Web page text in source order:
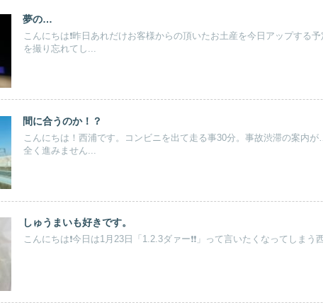
夢の…
こんにちは❗️昨日あれだけお客様からの頂いたお土産を今日アップする
を撮り忘れてし...
間に合うのか！？
こんにちは！西浦です。コンビニを出て走る事30分。事故渋滞の案内
全く進みません...
しゅうまいも好きです。
こんにちは❗️今日は1月23日「1.2.3ダァー❗️❗️」って言いたくなってしま